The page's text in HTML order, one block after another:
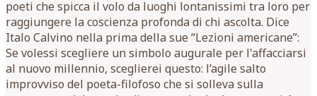
poeti che spicca il volo da luoghi lontanissimi tra loro per
raggiungere la coscienza profonda di chi ascolta. Dice
Italo Calvino nella prima della sue “Lezioni americane”:
Se volessi scegliere un simbolo augurale per l'affacciarsi
al nuovo millennio, sceglierei questo: l’agile salto
improvviso del poeta-filofoso che si solleva sulla